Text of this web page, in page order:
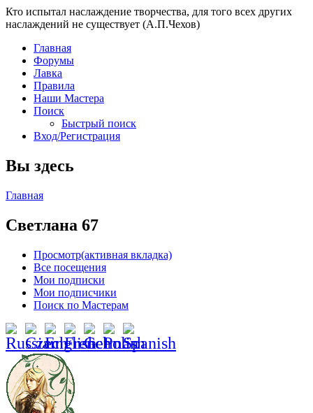
Кто испытал наслаждение творчества, для того всех других
наслаждений не существует (А.П.Чехов)
Главная
Форумы
Лавка
Правила
Наши Мастера
Поиск
Быстрый поиск
Вход/Регистрация
Вы здесь
Главная
Светлана 67
Просмотр(активная вкладка)
Все посещения
Мои подписки
Мои подписчики
Поиск по Мастерам